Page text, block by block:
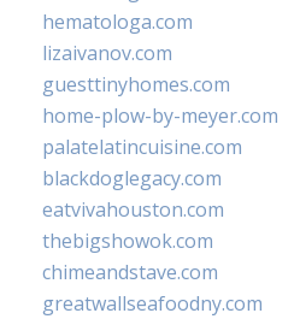
hematologa.com
lizaivanov.com
guesttinyhomes.com
home-plow-by-meyer.com
palatelatincuisine.com
blackdoglegacy.com
eatvivahouston.com
thebigshowok.com
chimeandstave.com
greatwallseafoodny.com